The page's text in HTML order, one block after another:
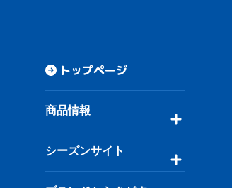
トップページ
商品情報
シーズンサイト